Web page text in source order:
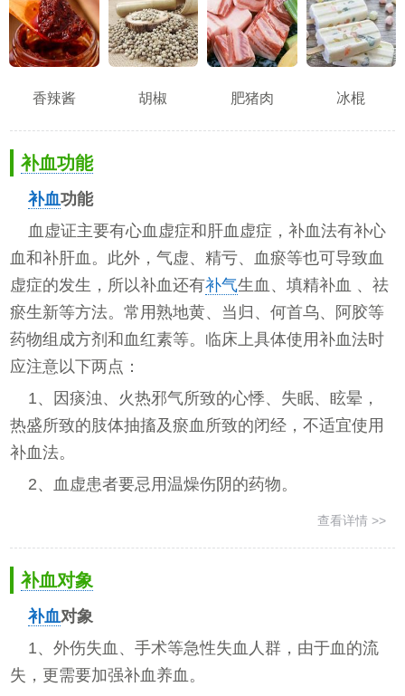
香辣酱 胡椒 肥猪肉 冰棍
补血功能
补血功能
血虚证主要有心血虚症和肝血虚症，补血法有补心
血和补肝血。此外，气虚、精亏、血瘀等也可导致血
虚症的发生，所以补血还有补气生血、填精补血 、祛
瘀生新等方法。常用熟地黄、当归、何首乌、阿胶等
药物组成方剂和血红素等。临床上具体使用补血法时
应注意以下两点：
1、因痰浊、火热邪气所致的心悸、失眠、眩晕，
热盛所致的肢体抽搐及瘀血所致的闭经，不适宜使用
补血法。
2、血虚患者要忌用温燥伤阴的药物。
查看详情 >>
补血对象
补血对象
1、外伤失血、手术等急性失血人群，由于血的流
失，更需要加强补血养血。